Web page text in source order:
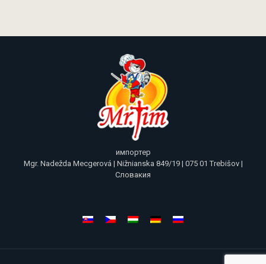
импортер
Mgr. Nadežda Mecgerová | Nižnianska 849/19 | 075 01 Trebišov |
Словакия